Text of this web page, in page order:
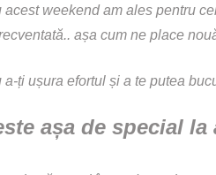
acest weekend am ales pentru
așa cum ne place
a-ți ușura efortul și a te putea
așa de special